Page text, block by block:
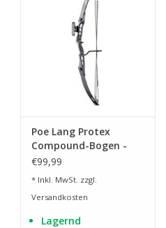
Poe Lang Protex
Compound-Bogen -
Linkshänder
€99,99
* Inkl. MwSt. zzgl.
Versandkosten
Lagernd